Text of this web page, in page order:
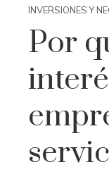
INVERSIONES Y
Por